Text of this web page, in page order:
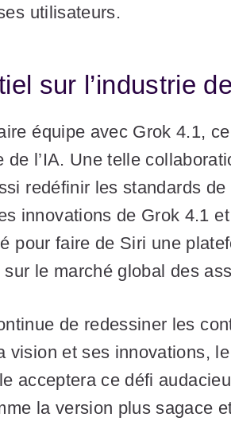
utilisateurs.
sur l’industrie
équipe avec Grok 4.1,
de l’IA. Une telle
redéfinir les standards de
innovations de Grok 4.1
pour faire de Siri une
le marché global des
de redessiner les
vision et ses innovations,
acceptera ce défi
la version plus sagace